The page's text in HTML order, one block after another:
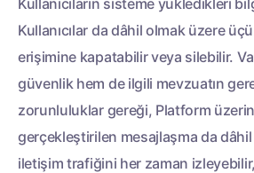
Kullanıcıların sisteme yükledikleri
Kullanıcılar da dâhil olmak üzere
erişimine kapatabilir veya silebilir.
güvenlik hem de ilgili mevzuatın
zorunluluklar gereği, Platform
gerçekleştirilen mesajlaşma da
iletişim trafiğini her zaman